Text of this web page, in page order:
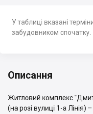
У таблиці вказані
забудовником спочатку.
Описання
Житловий комплекс
(на розі вулиці 1-а